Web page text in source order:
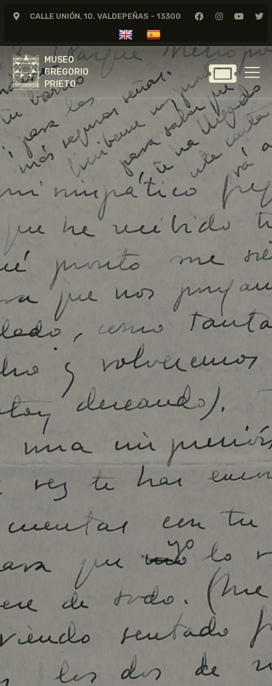
CALLE UNIÓN, 10. VALDEPEÑAS - 13300
MUSEO
GREGORIO
PRIETO
MUSEO
GREGORIO
PRIETO
GREGORIO PRIETO
MUSEO
ARCHIVO
CERTAMEN DE DIBUJO
FUNDACIÓN
TIENDA
NOTICIAS